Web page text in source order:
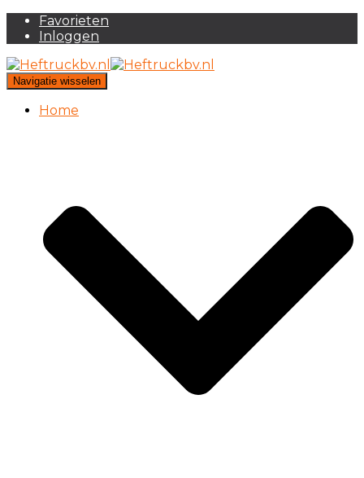
Favorieten
Inloggen
Navigatie wisselen
Home